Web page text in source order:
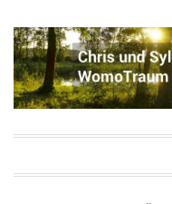
Zum
Inhalt
springen